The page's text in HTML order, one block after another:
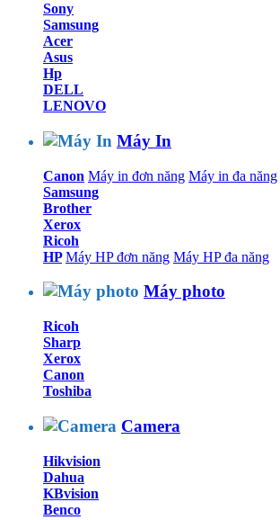
Sony
Samsung
Acer
Asus
Hp
DELL
LENOVO
Máy In
Canon Máy in đơn năng Máy in đa năng
Samsung
Brother
Xerox
Ricoh
HP Máy HP đơn năng Máy HP đa năng
Máy photo
Ricoh
Sharp
Xerox
Canon
Toshiba
Camera
Hikvision
Dahua
KBvision
Benco